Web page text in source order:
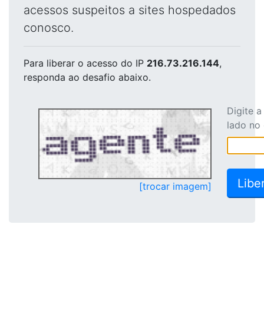
acessos suspeitos a sites hospedados
conosco.
Para liberar o acesso do IP 216.73.216.144,
responda ao desafio abaixo.
[trocar imagem]
Digite
lado no